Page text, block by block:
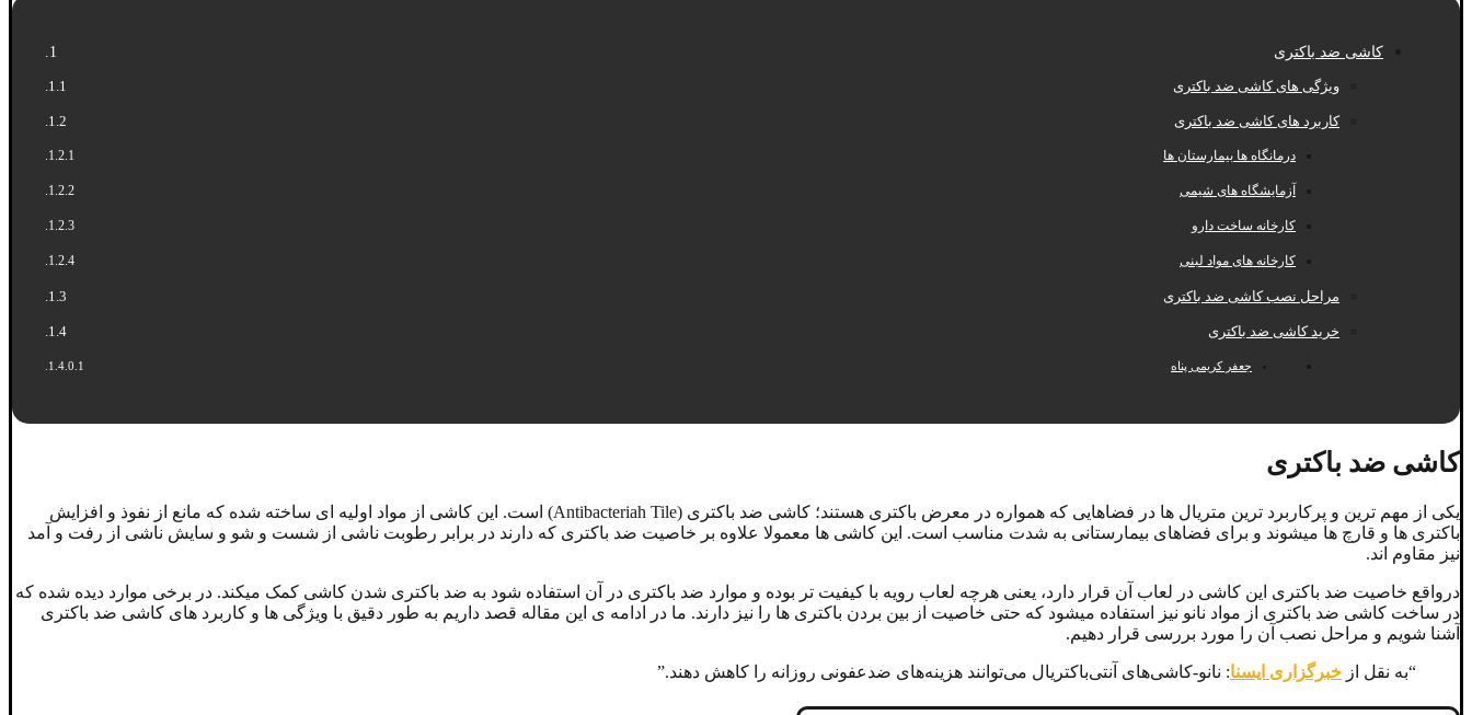
کاشی ضد باکتری
ویژگی های کاشی ضد باکتری
کاربرد های کاشی ضد باکتری
درمانگاه ها بیمارستان ها
آزمایشگاه های شیمی
کارخانه ساخت دارو
کارخانه های مواد لبنی
مراحل نصب کاشی ضد باکتری
خرید کاشی ضد باکتری
جعفر کریمی پناه
کاشی ضد باکتری
یکی از مهم ترین و پرکاربرد ترین متریال ها در فضاهایی که همواره در معرض باکتری هستند؛ کاشی ضد باکتری (Antibacteriah Tile) است. این کاشی از مواد اولیه ای ساخته شده که مانع از نفوذ و افزایش
باکتری ها و قارچ ها میشوند و برای فضاهای بیمارستانی به شدت مناسب است. این کاشی ها معمولا علاوه بر خاصیت ضد باکتری که دارند در برابر رطوبت ناشی از شست و شو و سایش ناشی از رفت و آمد
نیز مقاوم اند.
درواقع خاصیت ضد باکتری این کاشی در لعاب آن قرار دارد، یعنی هرچه لعاب رویه با کیفیت تر بوده و موارد ضد باکتری در آن استفاده شود به ضد باکتری شدن کاشی کمک میکند. در برخی موارد دیده شده که
در ساخت کاشی ضد باکتری از مواد نانو نیز استفاده میشود که حتی خاصیت از بین بردن باکتری ها را نیز دارند. ما در ادامه ی این مقاله قصد داریم به طور دقیق با ویژگی ها و کاربرد های کاشی ضد باکتری
آشنا شویم و مراحل نصب آن را مورد بررسی قرار دهیم.
“به نقل از خبرگزاری ایسنا: نانو-کاشی‌های آنتی‌باکتریال می‌توانند هزینه‌های ضدعفونی روزانه را کاهش دهند.”